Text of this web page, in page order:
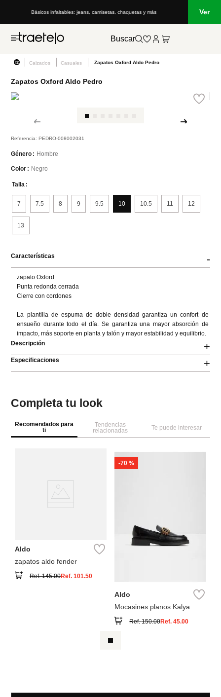
Básicos infaltables: jeans, camisetas, chaquetas y más Ver
Buscar
Calzados Casuales Zapatos Oxford Aldo Pedro
Zapatos Oxford Aldo Pedro
Referencia:PEDRO-008002031
Género Hombre
Color Negro
Talla
7 7.5 8 9 9.5 10 10.5 11 12
13
Características -
zapato Oxford
Punta redonda cerrada
Cierre con cordones
La plantilla de espuma de doble densidad garantiza un confort de
ensueño durante todo el día. Se garantiza una mayor absorción de
impacto, más soporte en planta y talón y mayor estabilidad y equilibrio.
Descripción
+
Especificaciones +
Completa tu look
Recomendados para
ti
Tendencias
relacionadas
Te puede interesar
Aldo
zapatos aldo fender
Ref.145.00Ref.101.50
-70 %
Aldo
Mocasines planos Kalya
Ref.150.00Ref. 45.00